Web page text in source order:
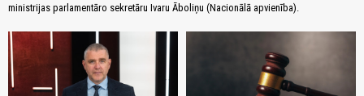
ministrijas parlamentāro sekretāru Ivaru Āboliņu (Nacionālā apvienība).